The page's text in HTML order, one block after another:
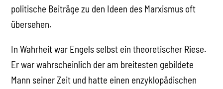
politische Beiträge zu den Ideen des Marxismus oft
übersehen.
In Wahrheit war Engels selbst ein theoretischer Riese.
Er war wahrscheinlich der am breitesten gebildete
Mann seiner Zeit und hatte einen enzyklopädischen